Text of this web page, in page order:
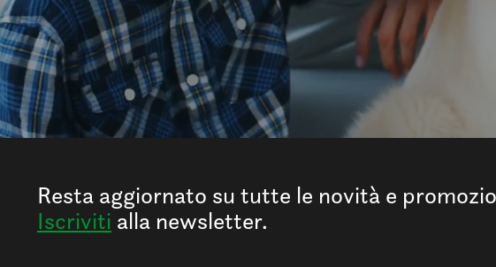
Resta aggiornato su tutte le novità e
Iscriviti alla newsletter.